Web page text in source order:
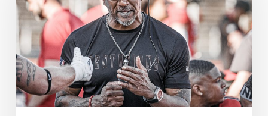
DC
der
Centurions